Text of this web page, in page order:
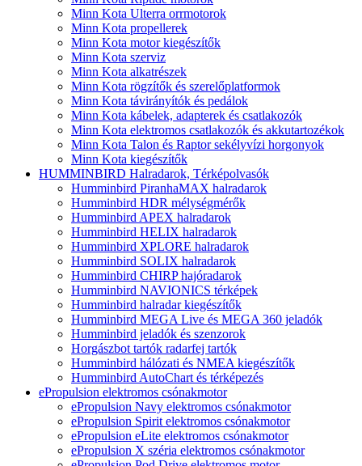
Minn Kota Ulterra orrmotorok
Minn Kota propellerek
Minn Kota motor kiegészítők
Minn Kota szerviz
Minn Kota alkatrészek
Minn Kota rögzítők és szerelőplatformok
Minn Kota távirányítók és pedálok
Minn Kota kábelek, adapterek és csatlakozók
Minn Kota elektromos csatlakozók és akkutartozékok
Minn Kota Talon és Raptor sekélyvízi horgonyok
Minn Kota kiegészítők
HUMMINBIRD Halradarok, Térképolvasók
Humminbird PiranhaMAX halradarok
Humminbird HDR mélységmérők
Humminbird APEX halradarok
Humminbird HELIX halradarok
Humminbird XPLORE halradarok
Humminbird SOLIX halradarok
Humminbird CHIRP hajóradarok
Humminbird NAVIONICS térképek
Humminbird halradar kiegészítők
Humminbird MEGA Live és MEGA 360 jeladók
Humminbird jeladók és szenzorok
Horgászbot tartók radarfej tartók
Humminbird hálózati és NMEA kiegészítők
Humminbird AutoChart és térképezés
ePropulsion elektromos csónakmotor
ePropulsion Navy elektromos csónakmotor
ePropulsion Spirit elektromos csónakmotor
ePropulsion eLite elektromos csónakmotor
ePropulsion X széria elektromos csónakmotor